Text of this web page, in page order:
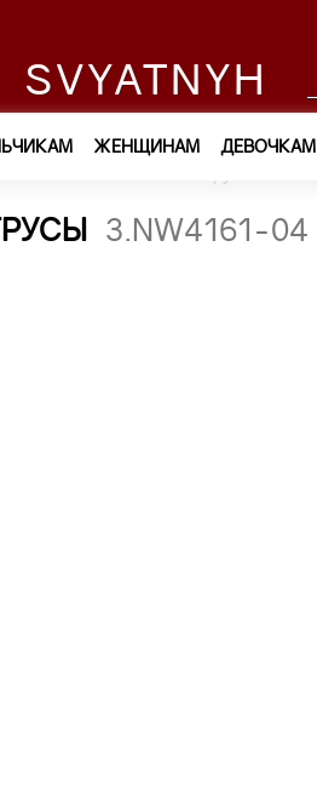
SVYATNYH
ЖЕНЩИНАМ ДЕВОЧКАМ
3.NW4161-04